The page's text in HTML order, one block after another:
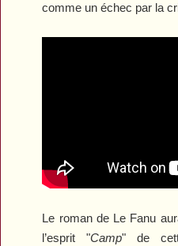
comme un échec par la
Le roman de Le Fanu
l’esprit "Camp" de